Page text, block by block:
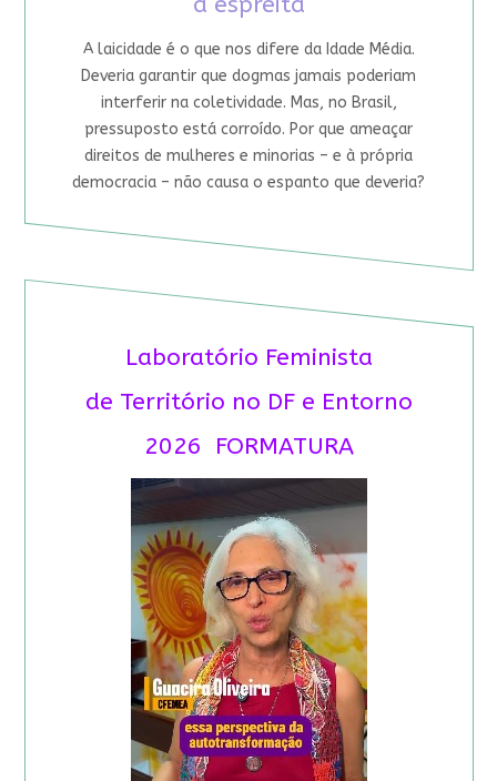
A laicidade é o que nos difere da Idade Média.
Deveria garantir que dogmas jamais poderiam
interferir na coletividade. Mas, no Brasil,
pressuposto está corroído. Por que ameaçar
direitos de mulheres e minorias – e à própria
democracia – não causa o espanto que deveria?
Laboratório Feminista
de Território no DF e Entorno
2026 FORMATURA